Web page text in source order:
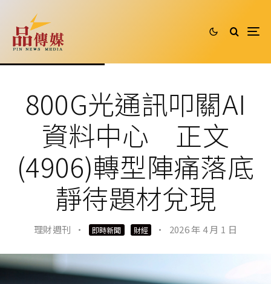
800G光通訊叩關AI
資料中心 正文
(4906)轉型陣痛落底
靜待題材兌現
理財週刊 · 即時新聞 財經 · 2026 年 4 月 1 日